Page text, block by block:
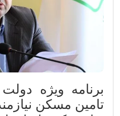
برنامه ویژه
تامین مسکن